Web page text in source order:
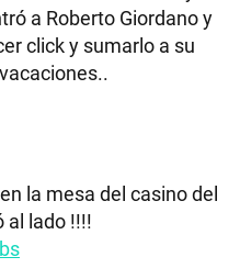
a Roberto Giordano y
click y sumarlo a su
la mesa del casino del
al lado !!!!